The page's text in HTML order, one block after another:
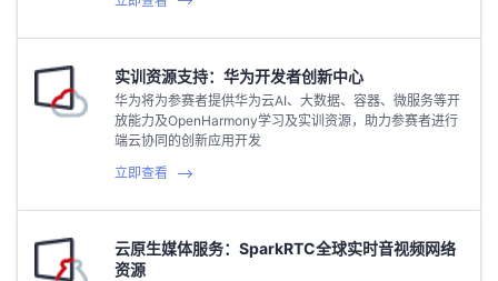
实训资源支持：华为开发者创新中心
华为将为参赛者提供华为云AI、大数据、容器、微服务等开
放能力及OpenHarmony学习及实训资源，助力参赛者进行
端云协同的创新应用开发
立即查看
云原生媒体服务：SparkRTC全球实时音视频网络
资源